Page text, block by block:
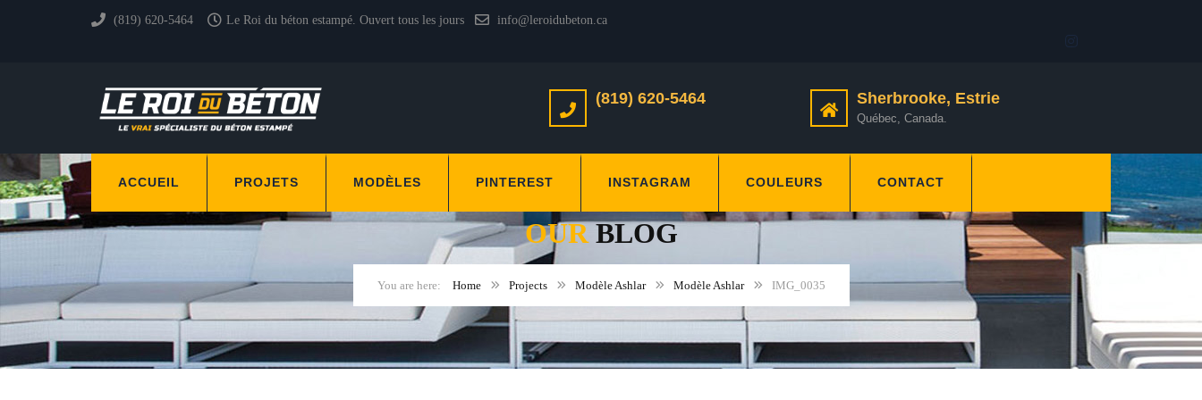
(819) 620-5464 Le Roi du béton estampé. Ouvert tous les jours info@leroidubeton.ca
(819) 620-5464 Sherbrooke, Estrie
Québec, Canada.
ACCUEIL PROJETS MODÈLES PINTEREST INSTAGRAM COULEURS CONTACT
OURBLOG
Home Projects Modèle Ashlar Modèle Ashlar IMG_0035